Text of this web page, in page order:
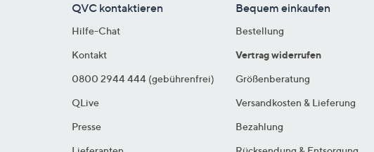
QVC kontaktieren
Hilfe-Chat
Kontakt
0800 2944 444 (gebührenfrei)
QLive
Presse
Bequem einkaufen
Bestellung
Vertrag widerrufen
Größenberatung
Versandkosten & Lieferung
Bezahlung